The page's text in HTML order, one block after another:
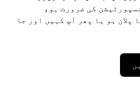
کی ضرورت ہو،
پلان ہو یا پھر آپ کہیں اور جا